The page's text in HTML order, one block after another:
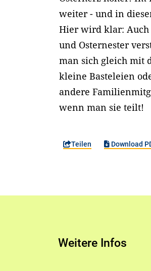
weiter - und in
Hier wird klar: Auch
und Osternester
man sich gleich mit
kleine Basteleien
andere
wenn man sie teilt!
Teilen Download
Weitere Infos